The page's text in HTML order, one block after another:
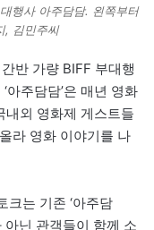
행사 아주담담. 왼쪽부터
, 김민주씨
반 가량 BIFF 부대행
아주담담’은 매년 영화
내외 영화제 게스트들
라 영화 이야기를 나
크는 기존 ‘아주담
아닌 관객들이 함께 소